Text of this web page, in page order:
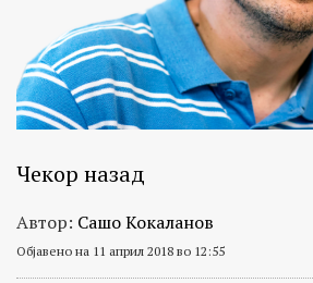
Чекор назад
Автор: Сашо Кокаланов
Објавено на 11 април 2018 во 12:55